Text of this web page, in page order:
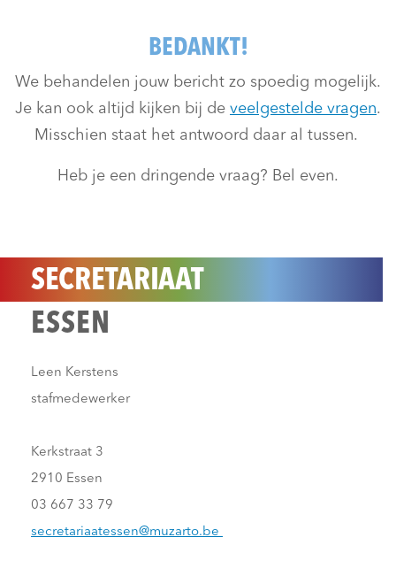
BEDANKT!
We behandelen jouw bericht zo spoedig mogelijk.
Je kan ook altijd kijken bij de veelgestelde vragen.
Misschien staat het antwoord daar al tussen.
Heb je een dringende vraag? Bel even.
SECRETARIAAT
ESSEN
Leen Kerstens
stafmedewerker
Kerkstraat 3
2910 Essen
03 667 33 79
secretariaatessen@muzarto.be